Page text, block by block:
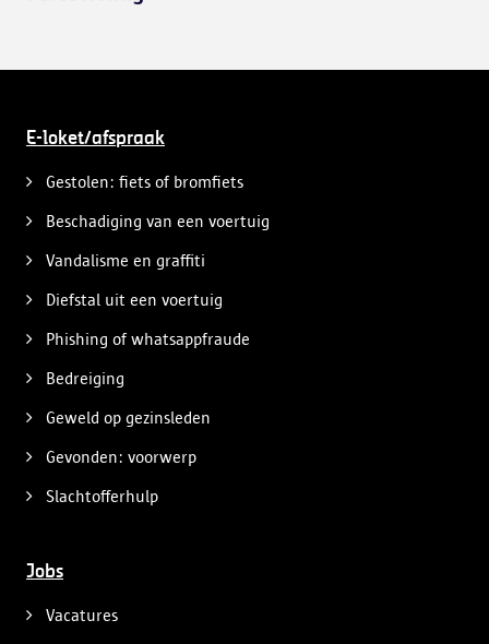
E-loket/afspraak
Gestolen: fiets of bromfiets
Beschadiging van een voertuig
Vandalisme en graffiti
Diefstal uit een voertuig
Phishing of whatsappfraude
Bedreiging
Geweld op gezinsleden
Gevonden: voorwerp
Slachtofferhulp
Jobs
Vacatures